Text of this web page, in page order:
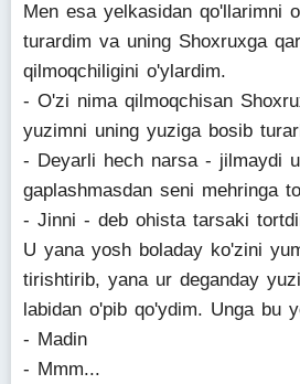
Men esa yelkasidan qo'llarimni
turardim va uning Shoxruxga
qilmoqchiligini o'ylardim.
- O'zi nima qilmoqchisan
yuzimni uning yuziga bosib
- Deyarli hech narsa - jilmaydi
gaplashmasdan seni mehringa
- Jinni - deb ohista tarsaki
U yana yosh boladay ko'zini
tirishtirib, yana ur deganday
labidan o'pib qo'ydim. Unga bu
- Madin
- Mmm...